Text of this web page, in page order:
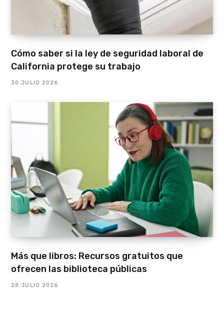
Cómo saber si la ley de seguridad laboral de
California protege su trabajo
30 JULIO 2026
Más que libros: Recursos gratuitos que
ofrecen las biblioteca públicas
28 JULIO 2026